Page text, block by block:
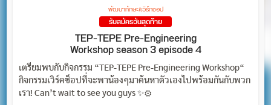
พัฒนาทักษะ/เวิร์กชอป
รับสมัครวันสุดท้าย
TEP-TEPE Pre-Engineering
Workshop season 3 episode 4
เตรียมพบกับกิจกรรม “TEP-TEPE Pre-Engineering Workshop“
กิจกรรมเวิร์คช็อปที่จะพาน้องๆมาค้นหาตัวเองไปพร้อมกันกับพวก
เรา! Can’t wait to see you guys ✨⚙️